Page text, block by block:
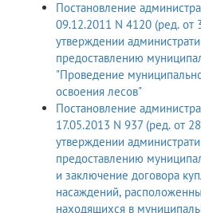
Постановление
09.12.2011 N 4120 (ред. от
утверждении
предоставлению
"Проведение
освоения лесов"
Постановление
17.05.2013 N 937 (ред. от
утверждении
предоставлению
и заключение договора
насаждений,
находящихся в